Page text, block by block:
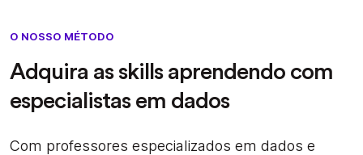
O NOSSO MÉTODO
Adquira as skills aprendendo com
especialistas em dados
Com professores especializados em dados e